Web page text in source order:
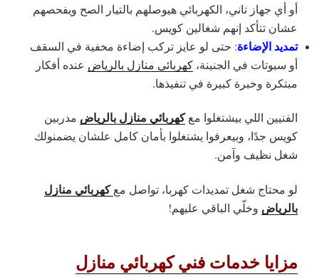
أو أي جهاز تاني، الكهربائي هيوصلهم بالتيار الصح ويفحصهم
عشان تتأكد إنهم شغالين كويس.
تمديد الإضاءة: حتى لو عايز تركب إضاءة مخفية في السقف
أو سبوتات في الجنينة، كهربائي منازل بالرياض عنده أفكار
مبتكرة وخبرة كبيرة في تنفيذها.
الفنيين اللي بيشتغلوا معكهربائي منازل بالرياض مدربين
كويس جدًا، وبيعرفوا يشتغلوا بأمان كامل علشان يضمنولك
شغل نظيف وآمن.
لو محتاج شغل تمديدات كهربا، تواصل معكهربائي منازل
بالرياض وخلّي الباقي عليهم!
مزايا خدمات فني كهربائي منازل